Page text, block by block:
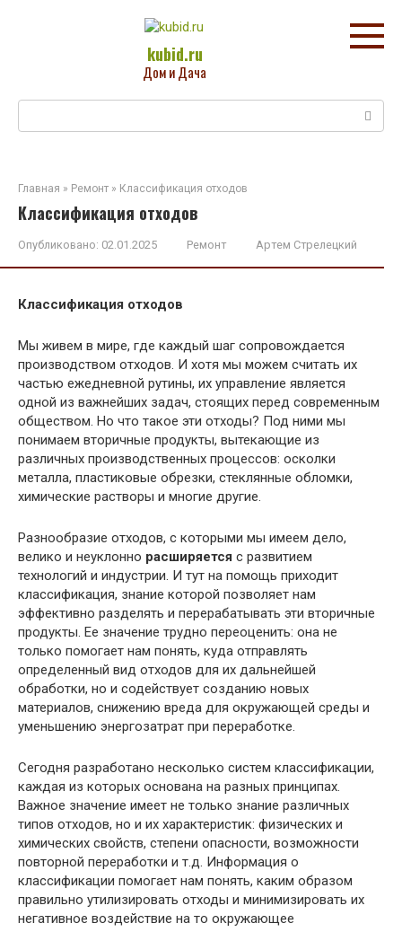
kubid.ru
Дом и Дача
Главная » Ремонт » Классификация отходов
Классификация отходов
Опубликовано: 02.01.2025 Ремонт Артем Стрелецкий
Классификация отходов
Мы живем в мире, где каждый шаг сопровождается
производством отходов. И хотя мы можем считать их
частью ежедневной рутины, их управление является
одной из важнейших задач, стоящих перед современным
обществом. Но что такое эти отходы? Под ними мы
понимаем вторичные продукты, вытекающие из
различных производственных процессов: осколки
металла, пластиковые обрезки, стеклянные обломки,
химические растворы и многие другие.
Разнообразие отходов, с которыми мы имеем дело,
велико и неуклонно расширяется с развитием
технологий и индустрии. И тут на помощь приходит
классификация, знание которой позволяет нам
эффективно разделять и перерабатывать эти вторичные
продукты. Ее значение трудно переоценить: она не
только помогает нам понять, куда отправлять
определенный вид отходов для их дальнейшей
обработки, но и содействует созданию новых
материалов, снижению вреда для окружающей среды и
уменьшению энергозатрат при переработке.
Сегодня разработано несколько систем классификации,
каждая из которых основана на разных принципах.
Важное значение имеет не только знание различных
типов отходов, но и их характеристик: физических и
химических свойств, степени опасности, возможности
повторной переработки и т.д. Информация о
классификации помогает нам понять, каким образом
правильно утилизировать отходы и минимизировать их
негативное воздействие на то окружающее